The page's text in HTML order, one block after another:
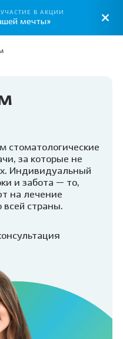
стоматологические
за которые не
Индивидуальный
и забота — то,
на лечение
всей страны.
В АКЦИИ
мечты»